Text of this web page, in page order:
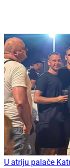
U atriju palače